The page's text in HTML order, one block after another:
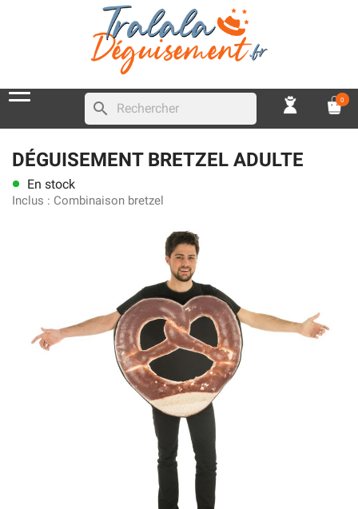
search 0
DÉGUISEMENT BRETZEL ADULTE
lens En stock
Inclus : Combinaison bretzel